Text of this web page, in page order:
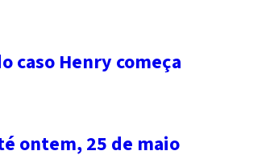
caso Henry começa
ontem, 25 de maio